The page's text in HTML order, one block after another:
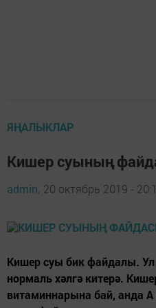
ЯҢАЛЫКЛАР
Кишер суының
admin, 20 октябрь 2019 -
Кишер суы бик файдалы.
нормаль хәлгә китерә.
витаминнарына бай, анда